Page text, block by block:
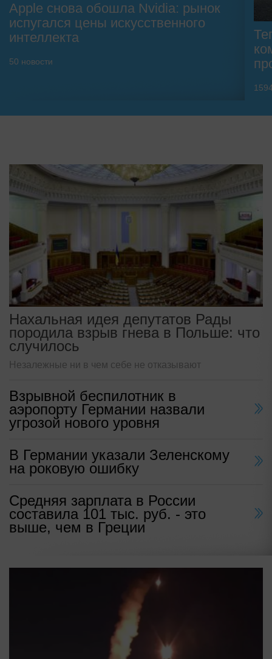
Apple снова обошла Nvidia: рынок
испугался цены искусственного
интеллекта
50 новости
Нахальная идея депутатов Рады
породила взрыв гнева в Польше: что
случилось
Незалежные ни в чем себе не отказывают
Взрывной беспилотник в
аэропорту Германии назвали
угрозой нового уровня
В Германии указали Зеленскому
на роковую ошибку
Средняя зарплата в России
составила 101 тыс. руб. - это
выше, чем в Греции